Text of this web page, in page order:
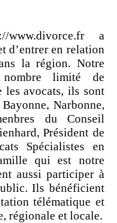
www.divorce.fr a
d’entrer en relation
la région. Notre
limité de
les avocats, ils sont
Narbonne,
du Conseil
Président de
Spécialistes en
qui est notre
aussi participer à
Ils bénéficient
télématique et
régionale et locale.